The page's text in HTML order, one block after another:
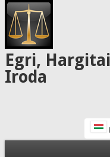
Egri,
Iroda